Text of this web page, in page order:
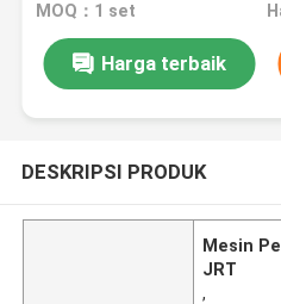
MOQ：1 set
Harga terbaik
DESKRIPSI PRODUK
Mesin
JRT
,